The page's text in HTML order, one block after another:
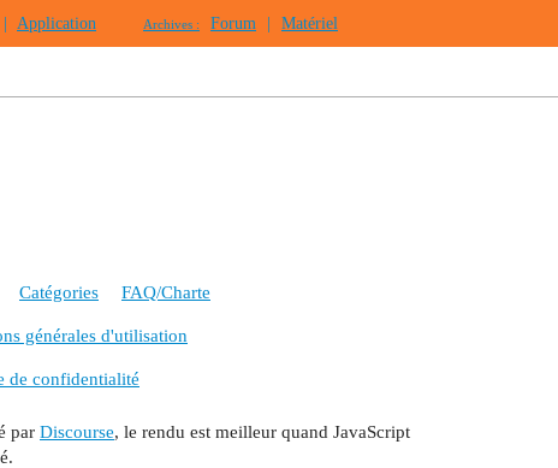
Application Archives : Forum Matériel
Catégories FAQ/Charte
générales d'utilisation
de confidentialité
par Discourse, le rendu est meilleur quand JavaScript